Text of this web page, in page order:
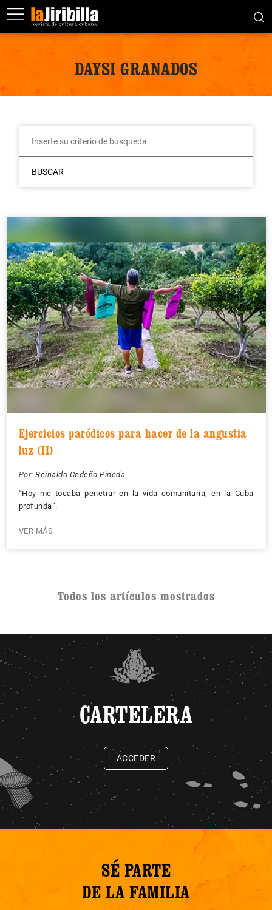
DAYSI GRANADOS
BUSCAR
Ejercicios paródicos para hacer de la angustia
luz (II)
Por: Reinaldo Cedeño Pineda
“Hoy me tocaba penetrar en la vida comunitaria, en la Cuba
profunda”.
VER MÁS
Todos los artículos mostrados
CARTELERA
ACCEDER
SÉ PARTE
DE LA FAMILIA